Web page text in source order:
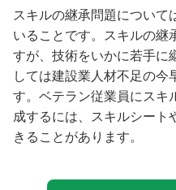
スキルの継承問題について
いることです。スキルの継
すが、技術をいかに若手に
しては建設業人材不足の
す。ベテラン従業員にスキ
成するには、スキルシート
きることがあります。